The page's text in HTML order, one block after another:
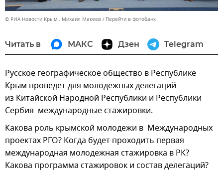
© РИА Новости Крым . Михаил Макеев Перейти в фотобанк
Читать в МАКС Дзен Telegram
Русское географическое общество в Республике
Крым проведет для молодежных делегаций
из Китайской Народной Республики и Республики
Сербия международные стажировки.
Какова роль крымской молодежи в Международных
проектах РГО? Когда будет проходить первая
международная молодежная стажировка в РК?
Какова программа стажировок и состав делегаций?